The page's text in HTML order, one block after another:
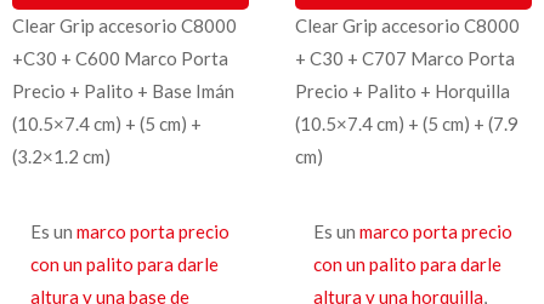
Clear Grip accesorio C8000
+C30 + C600 Marco Porta
Precio + Palito + Base Imán
(10.5×7.4 cm) + (5 cm) +
(3.2×1.2 cm)
Es un marco porta precio
con un palito para darle
altura y una base de
Clear Grip accesorio C8000
+ C30 + C707 Marco Porta
Precio + Palito + Horquilla
(10.5×7.4 cm) + (5 cm) + (7.9
cm)
Es un marco porta precio
con un palito para darle
altura y una horquilla,